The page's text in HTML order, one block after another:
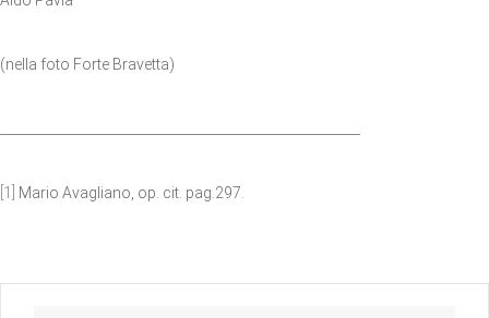
(nella foto Forte Bravetta)
[1] Mario Avagliano, op. cit. pag.297.